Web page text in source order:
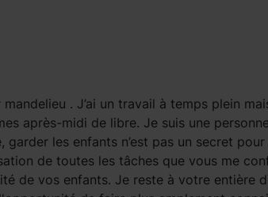
. J’ai un travail à temps plein
après-midi de libre. Je suis une
garder les enfants n’est pas un secret
de toutes les tâches que vous me
de vos enfants. Je reste à votre entière